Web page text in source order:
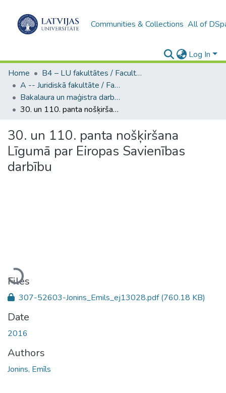
Communities & Collections All of
Log In
Home
B4 – LU fakultātes / Faculties of the UL
A -- Juridiskā fakultāte / Faculty of Law
Bakalaura un maģistra darbi (JF) / Bachelor's and Master's theses
30. un 110. panta nošķiršana Līgumā par Eiropas Savienības darbību
30. un 110. panta nošķiršana
Līgumā par Eiropas Savienības
darbību
Loading...
Files
307-52603-Jonins_Emils_ej13028.pdf(760.18 KB)
Date
2016
Authors
Jonins, Emīls